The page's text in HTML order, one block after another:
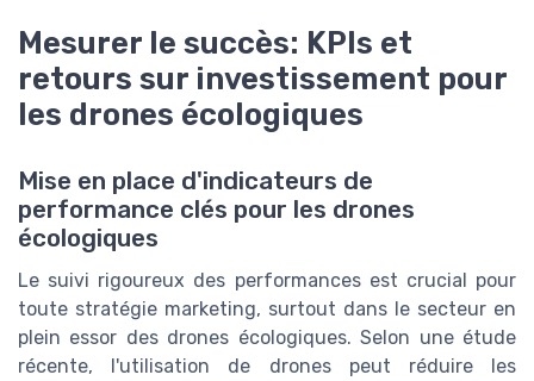
Mesurer le succès: KPIs et
retours sur investissement pour
les drones écologiques
Mise en place d'indicateurs de
performance clés pour les drones
écologiques
Le suivi rigoureux des performances est crucial pour
toute stratégie marketing, surtout dans le secteur en
plein essor des drones écologiques. Selon une étude
récente, l'utilisation de drones peut réduire les